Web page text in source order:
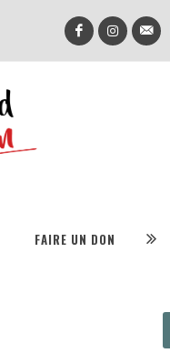
FAIRE UN DON